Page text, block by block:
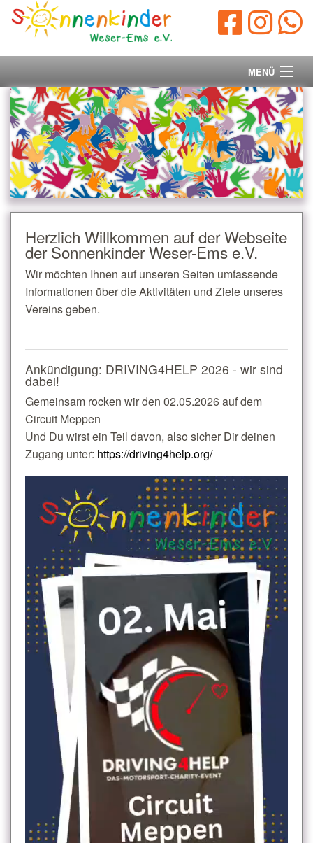
MENÜ
Startseite
Vorstand
Unsere Ziele
Ihre Spende
Aktuelles/Presse
Kontakt
Herzlich Willkommen auf der Webseite
der Sonnenkinder Weser-Ems e.V.
Wir möchten Ihnen auf unseren Seiten umfassende
Informationen über die Aktivitäten und Ziele unseres
Vereins geben.
Ankündigung: DRIVING4HELP 2026 - wir sind
dabei!
Gemeinsam rocken wir den 02.05.2026 auf dem
Circuit Meppen
Und Du wirst ein Teil davon, also sicher Dir deinen
Zugang unter: https://driving4help.org/